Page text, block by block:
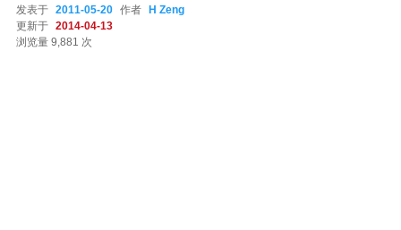
发表于 2011-05-20 作者
H Zeng
更新于
2014-04-13
浏览量 9,881 次